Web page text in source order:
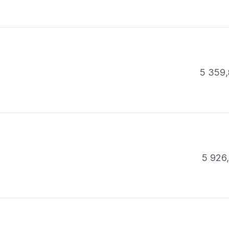
5 359,
5 926,